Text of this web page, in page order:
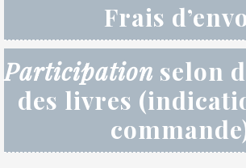
Frais
Participation selon
des livres